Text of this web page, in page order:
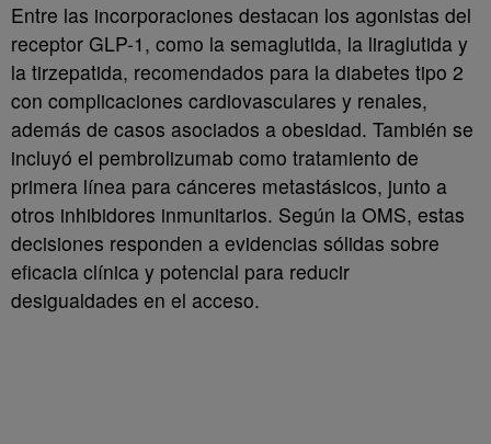
Entre las incorporaciones destacan los agonistas del
receptor GLP-1, como la semaglutida, la liraglutida y
la tirzepatida, recomendados para la diabetes tipo 2
con complicaciones cardiovasculares y renales,
además de casos asociados a obesidad. También se
incluyó el pembrolizumab como tratamiento de
primera línea para cánceres metastásicos, junto a
otros inhibidores inmunitarios. Según la OMS, estas
decisiones responden a evidencias sólidas sobre
eficacia clínica y potencial para reducir
desigualdades en el acceso.